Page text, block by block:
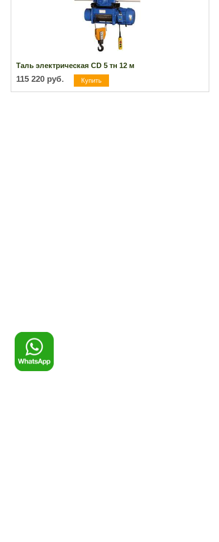
Таль электрическая CD 5 тн 12 м
115 220 руб.